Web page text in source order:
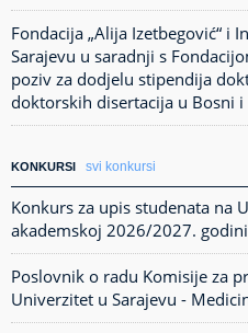
Fondacija „Alija Izetbegović“ i
Sarajevu u saradnji s
poziv za dodjelu stipendija
doktorskih disertacija u Bosni i
KONKURSI svi konkursi
Konkurs za upis studenata na
akademskoj 2026/2027. godini
Poslovnik o radu Komisije za
Univerzitet u Sarajevu -